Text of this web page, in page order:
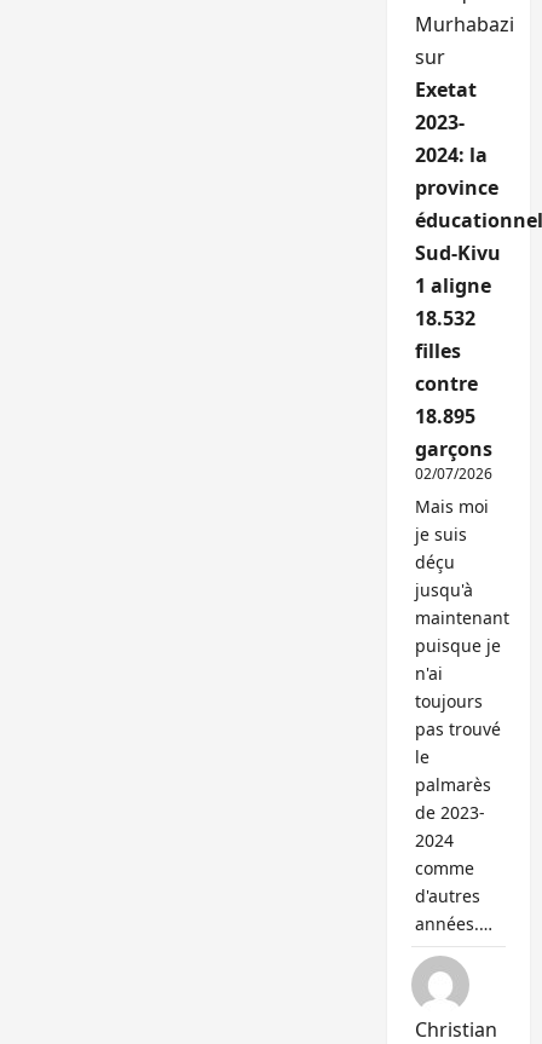
Murhabazi
sur
Exetat
2023-
2024: la
province
Sud-Kivu
1 aligne
18.532
filles
contre
18.895
garçons
02/07/2026
Mais moi
je suis
déçu
jusqu'à
maintenant
puisque je
n'ai
toujours
pas trouvé
le
palmarès
de 2023-
2024
comme
d'autres
années.…
Christian